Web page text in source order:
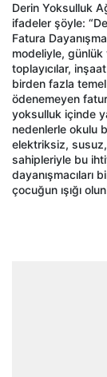
Derin Yoksulluk
ifadeler şöyle:
Fatura
modeliyle, günlük
toplayıcılar,
birden fazla temel
ödenemeyen
yoksulluk içinde
nedenlerle okulu
elektriksiz,
sahipleriyle bu
dayanışmacıları
çocuğun ışığı